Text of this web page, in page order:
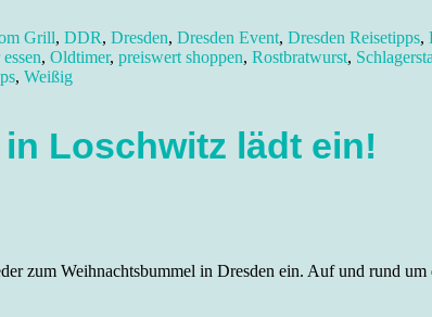
Grill, DDR, Dresden, Dresden Event, Dresden Reisetipps,
, Oldtimer, preiswert shoppen, Rostbratwurst,
, Weißig
Loschwitz lädt ein!
zum Weihnachtsbummel in Dresden ein. Auf und rund